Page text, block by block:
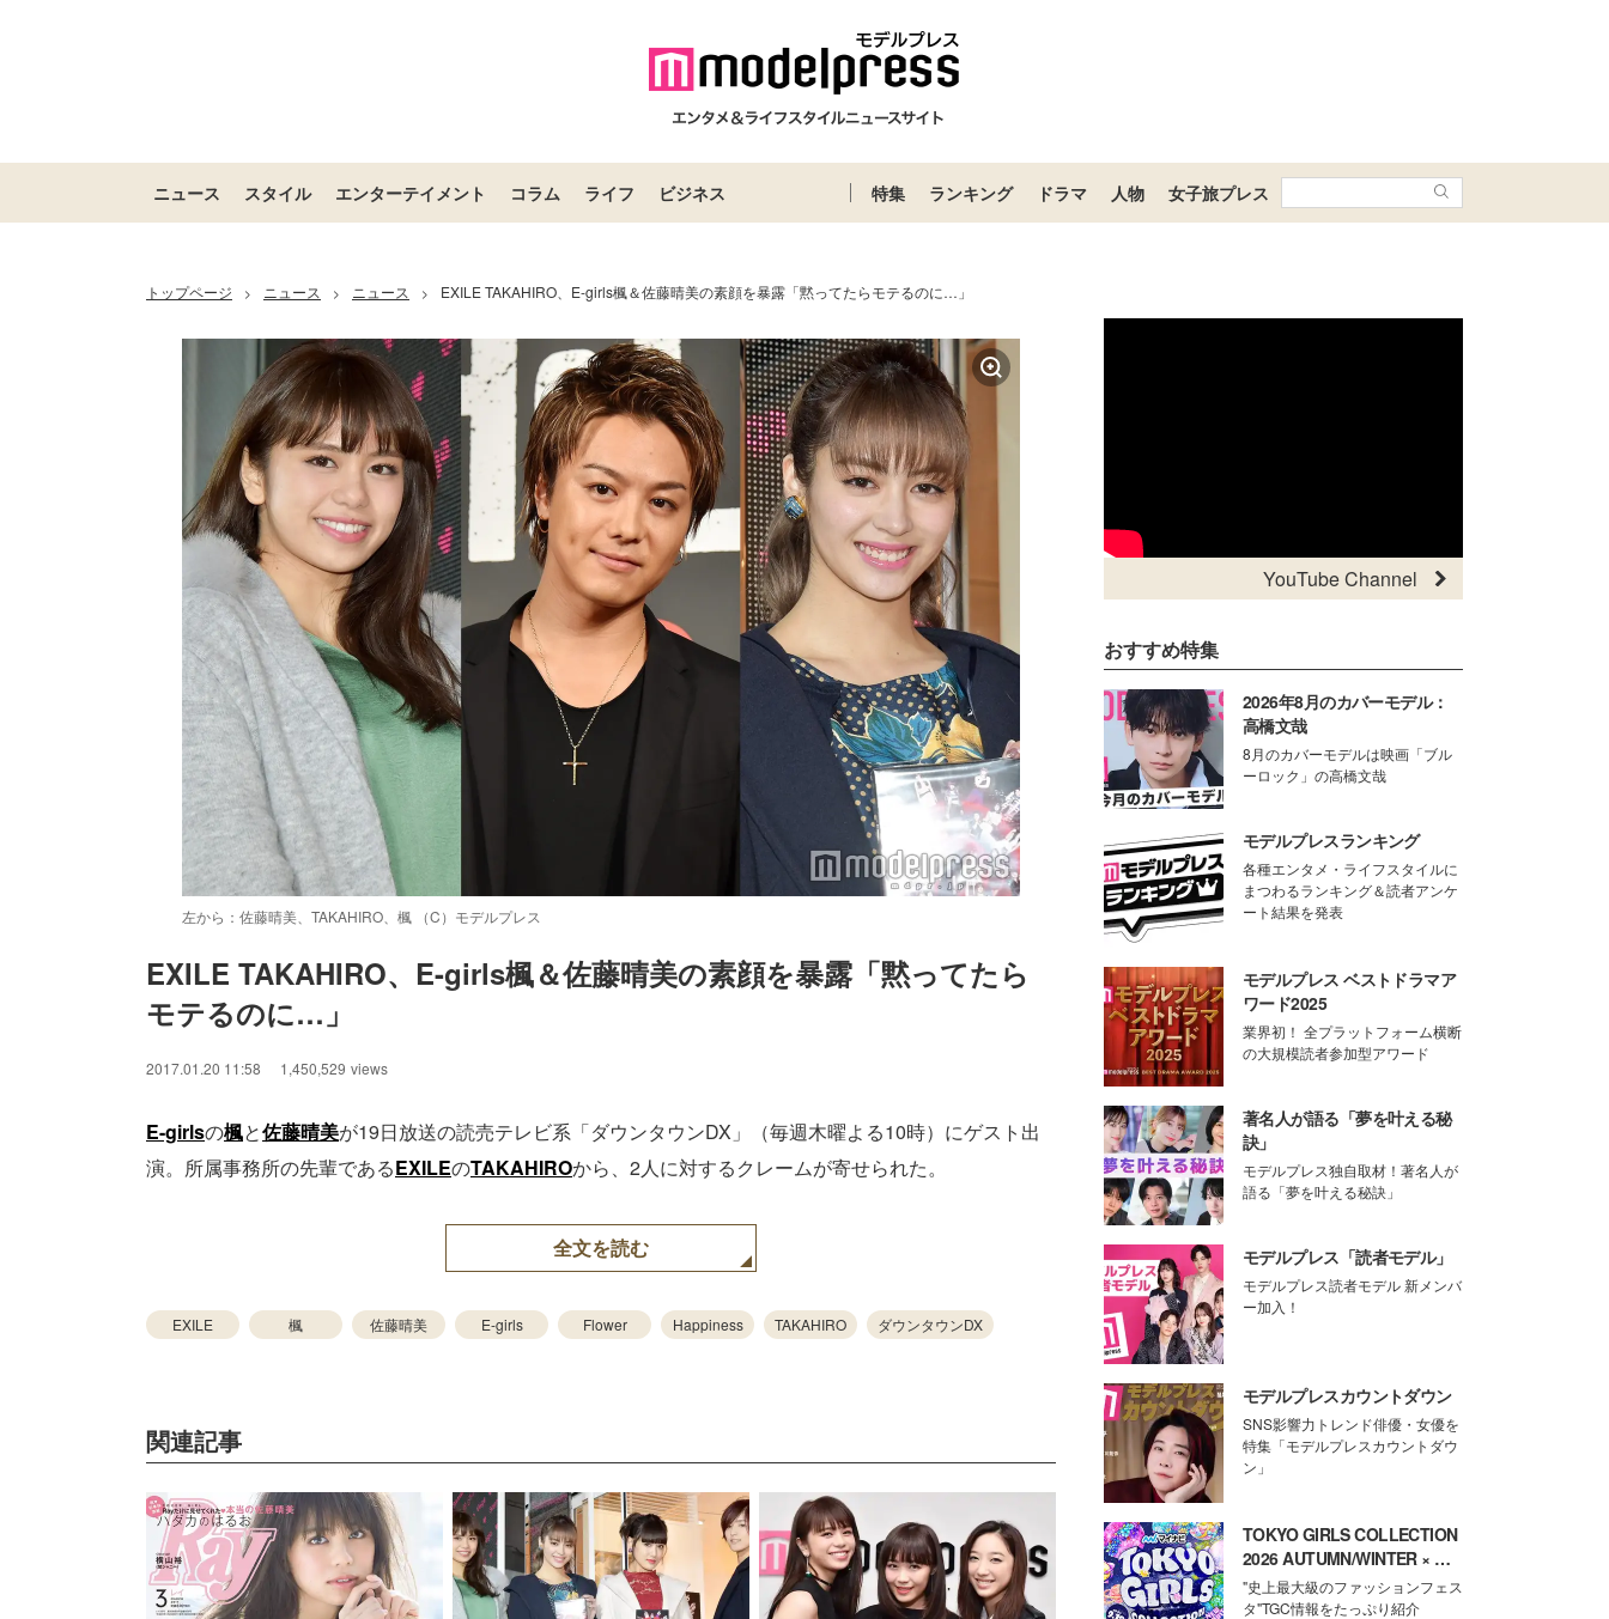
ニュース スタイル エンターテイメント コラム ライフ ビジネス 特集 ランキング ドラマ 人物 女子旅プレス
トップページ > ニュース > ニュース > EXILE TAKAHIRO、E-girls楓＆佐藤晴美の素顔を暴露「黙ってたらモテるのに…」
左から：佐藤晴美、TAKAHIRO、楓 （C）モデルプレス
EXILE TAKAHIRO、E-girls楓＆佐藤晴美の素顔を暴露「黙ってたら
モテるのに…」
2017.01.20 11:58 1,450,529 views
E-girlsの楓と佐藤晴美が19日放送の読売テレビ系「ダウンタウンDX」（毎週木曜よる10時）にゲスト出
演。所属事務所の先輩であるEXILEのTAKAHIROから、2人に対するクレームが寄せられた。
全文を読む
EXILE 楓 佐藤晴美 E-girls Flower Happiness TAKAHIRO ダウンタウンDX
関連記事
YouTube Channel
おすすめ特集
2026年8月のカバーモデル：
高橋文哉
8月のカバーモデルは映画「ブル
ーロック」の高橋文哉
モデルプレスランキング
各種エンタメ・ライフスタイルに
まつわるランキング＆読者アンケ
ート結果を発表
モデルプレス ベストドラマア
ワード2025
業界初！ 全プラットフォーム横断
の大規模読者参加型アワード
著名人が語る「夢を叶える秘
訣」
モデルプレス独自取材！著名人が
語る「夢を叶える秘訣」
モデルプレス「読者モデル」
モデルプレス読者モデル 新メンバ
ー加入！
モデルプレスカウントダウン
SNS影響力トレンド俳優・女優を
特集「モデルプレスカウントダウ
ン」
TOKYO GIRLS COLLECTION
2026 AUTUMN/WINTER × モ
デルプレス
"史上最大級のファッションフェス
タ"TGC情報をたっぷり紹介